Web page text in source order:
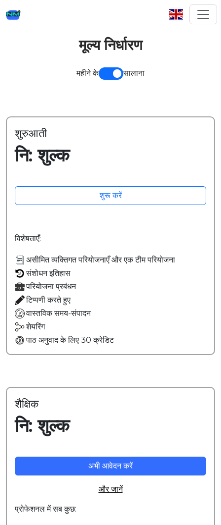
मूल्य निर्धारण
महीने के सालाना
शुरुआती
नि: शुल्क
शुरू करें
विशेषताएँ:
असीमित व्यक्तिगत परियोजनाएँ और एक टीम परियोजना
संशोधन इतिहास
परियोजना प्रबंधन
टिप्पणी करते हुए
वास्तविक समय-संपादन
शेयरिंग
पाठ अनुवाद के लिए 30 क्रेडिट
शैक्षिक
नि: शुल्क
अभी आवेदन करें
और जानें
प्रोफेशनल में सब कुछ: